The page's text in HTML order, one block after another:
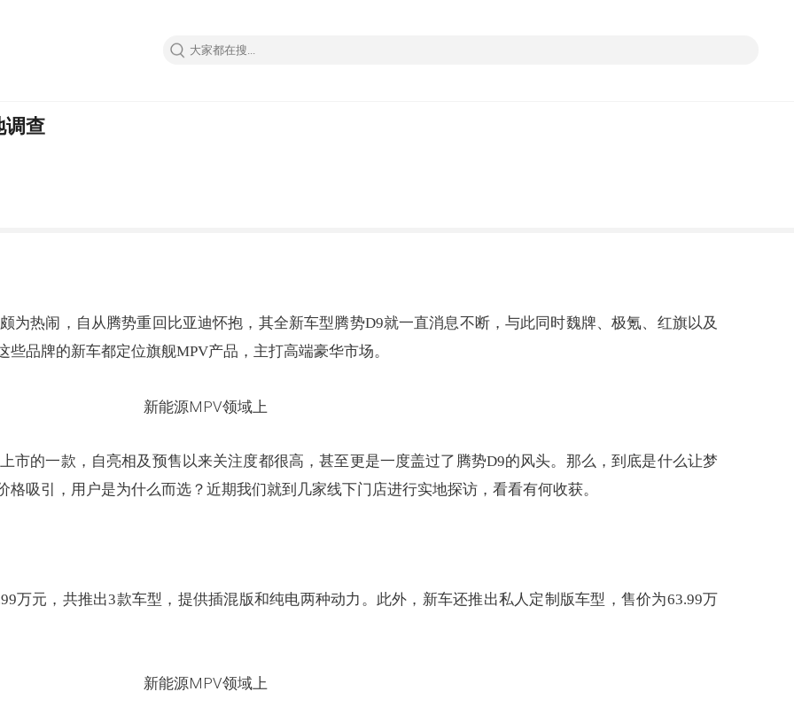
调查
为热闹，自从腾势重回比亚迪怀抱，其全新车型腾势D9就一直消息不断，与此同时魏牌、极氪、红旗以及
品牌的新车都定位旗舰MPV产品，主打高端豪华市场。
市的一款，自亮相及预售以来关注度都很高，甚至更是一度盖过了腾势D9的风头。那么，到底是什么让梦
吸引，用户是为什么而选？近期我们就到几家线下门店进行实地探访，看看有何收获。
万元，共推出3款车型，提供插混版和纯电两种动力。此外，新车还推出私人定制版车型，售价为63.99万